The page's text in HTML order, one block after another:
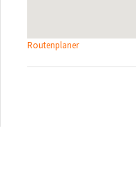
Routenplaner